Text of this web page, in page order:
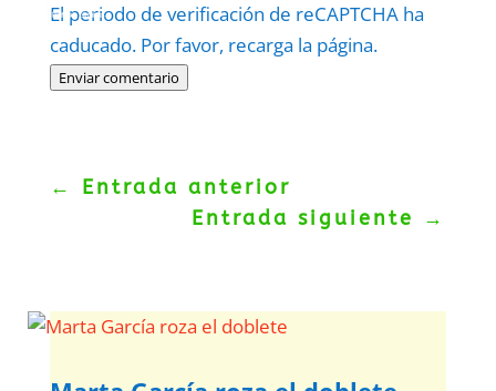
El periodo de verificación de reCAPTCHA ha
caducado. Por favor, recarga la página.
Enviar comentario
Politica–Términos.
← Entrada anterior
Entrada siguiente
→